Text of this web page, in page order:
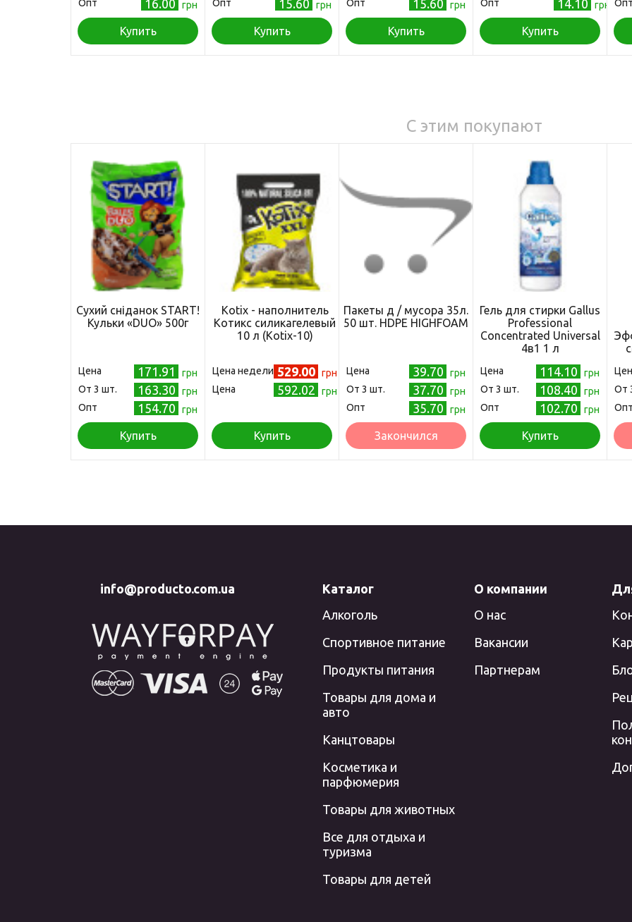
Опт
16.00 грн
Купить
Опт
15.60 грн
Купить
Опт
15.60 грн
Купить
Опт
14.10 грн
Купить
Опт
С этим покупают
Сухий сніданок START!
Кульки «DUO» 500г
Цена 171.91
грн
Oт 3 шт.
163.30
грн
Опт
154.70 грн
Купить
Kotix - наполнитель
Котикс силикагелевый
10 л (Kotix-10)
Цена недели 529.00 грн
Цена
592.02 грн
Купить
Пакеты д / мусора 35л.
50 шт. HDPE HIGHFOAM
Цена 39.70
грн
Oт 3 шт.
37.70
грн
Опт
35.70 грн
Закончился
Гель для стирки Gallus
Professional
Concentrated Universal
4в1 1 л
Цена 114.10
грн
Oт 3 шт.
108.40
грн
Опт
102.70 грн
Купить
Oт
Опт
info@producto.com.ua
Каталог
Алкоголь
Спортивное питание
Продукты питания
Товары для дома и
авто
Канцтовары
Косметика и
парфюмерия
Товары для животных
Все для отдыха и
туризма
Товары для детей
О компании
О нас
Вакансии
Партнерам